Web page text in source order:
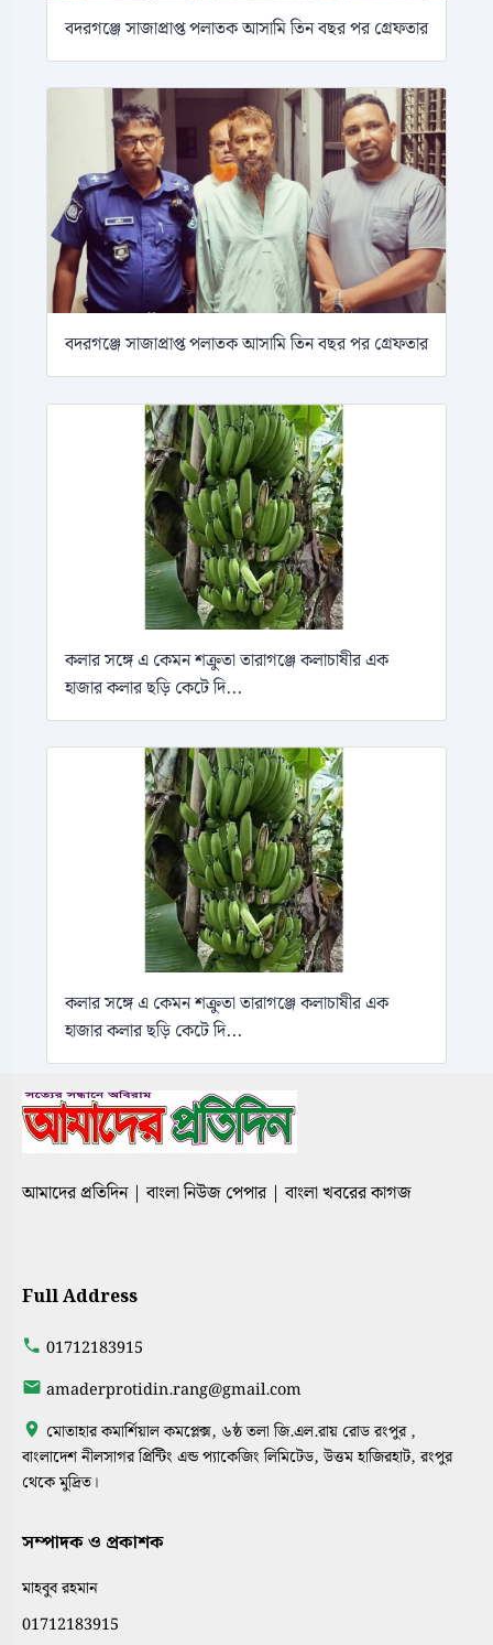
বদরগঞ্জে সাজাপ্রাপ্ত পলাতক আসামি তিন বছর পর গ্রেফতার
বদরগঞ্জে সাজাপ্রাপ্ত পলাতক আসামি তিন বছর পর গ্রেফতার
কলার সঙ্গে এ কেমন শক্রুতা তারাগঞ্জে কলাচাষীর এক
হাজার কলার ছড়ি কেটে দি...
কলার সঙ্গে এ কেমন শক্রুতা তারাগঞ্জে কলাচাষীর এক
হাজার কলার ছড়ি কেটে দি...
আমাদের প্রতিদিন | বাংলা নিউজ পেপার | বাংলা খবরের কাগজ
Full Address
01712183915
amaderprotidin.rang@gmail.com
মোতাহার কমার্শিয়াল কমপ্লেক্স, ৬ষ্ঠ তলা জি.এল.রায় রোড রংপুর ,
বাংলাদেশ নীলসাগর প্রিন্টিং এন্ড প্যাকেজিং লিমিটেড, উত্তম হাজিরহাট, রংপুর
থেকে মুদ্রিত।
সম্পাদক ও প্রকাশক
মাহবুব রহমান
01712183915